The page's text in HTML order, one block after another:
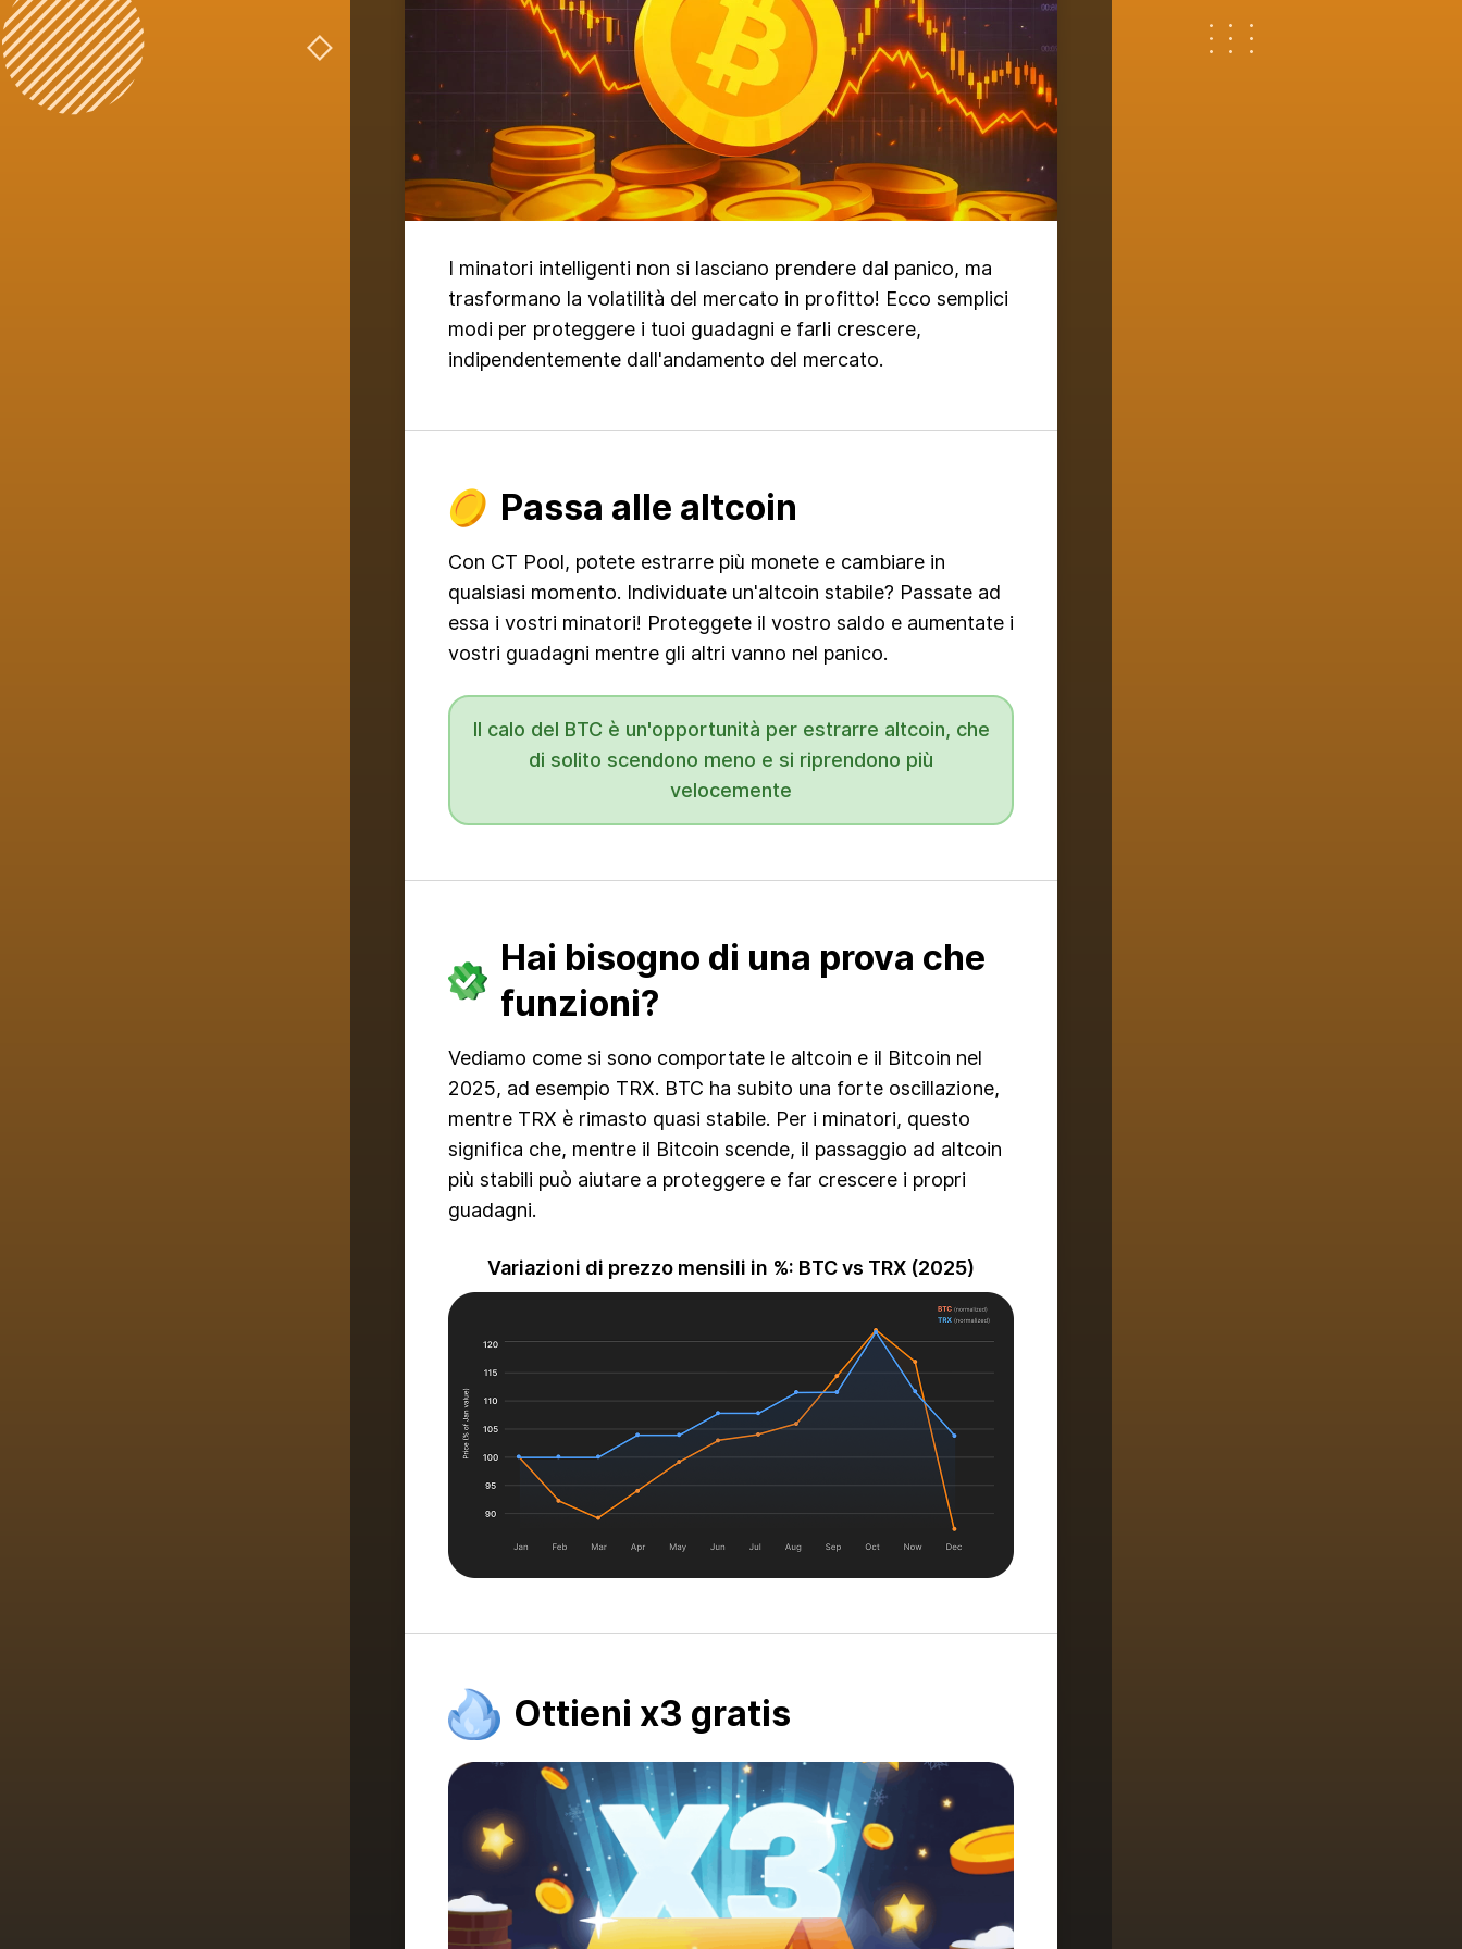
I minatori intelligenti non si lasciano prendere dal panico, ma
trasformano la volatilità del mercato in profitto! Ecco semplici
modi per proteggere i tuoi guadagni e farli crescere,
indipendentemente dall'andamento del mercato.
Passa alle altcoin
Con CT Pool, potete estrarre più monete e cambiare in
qualsiasi momento. Individuate un'altcoin stabile? Passate ad
essa i vostri minatori! Proteggete il vostro saldo e aumentate i
vostri guadagni mentre gli altri vanno nel panico.
Il calo del BTC è un'opportunità per estrarre altcoin, che
di solito scendono meno e si riprendono più
velocemente
Hai bisogno di una prova che
funzioni?
Vediamo come si sono comportate le altcoin e il Bitcoin nel
2025, ad esempio TRX. BTC ha subito una forte oscillazione,
mentre TRX è rimasto quasi stabile. Per i minatori, questo
significa che, mentre il Bitcoin scende, il passaggio ad altcoin
più stabili può aiutare a proteggere e far crescere i propri
guadagni.
Variazioni di prezzo mensili in %: BTC vs TRX (2025)
Ottieni x3 gratis